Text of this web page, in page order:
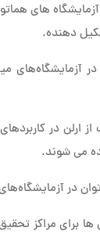
آزمایشگاه های
دهنده.
در آزمایشگاه‌های
از ارلن در
می شوند.
در
ها برای مراکز